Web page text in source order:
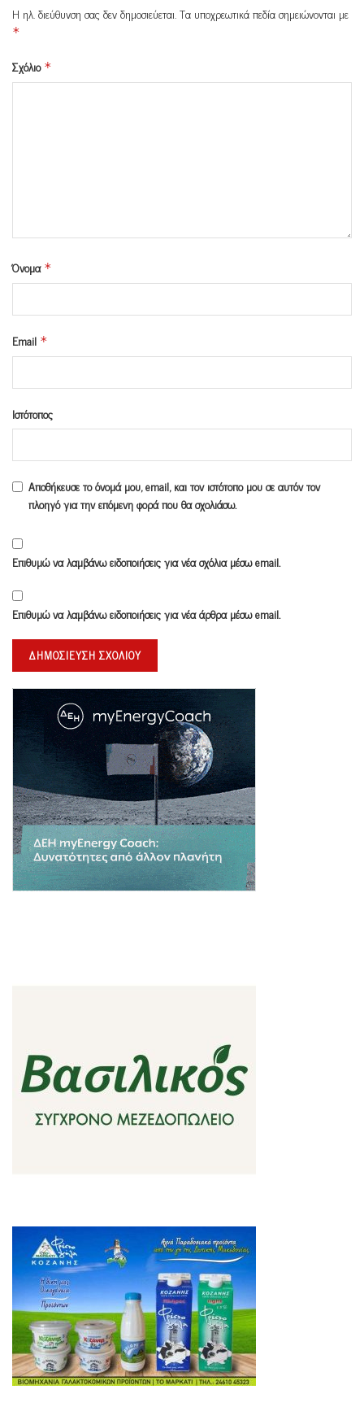
Η ηλ. διεύθυνση σας δεν δημοσιεύεται.Τα υποχρεωτικά πεδία σημειώνονται με
*
Σχόλιο *
Όνομα *
Email *
Ιστότοπος
Αποθήκευσε το όνομά μου, email, και τον ιστότοπο μου σε αυτόν τον
πλοηγό για την επόμενη φορά που θα σχολιάσω.
Επιθυμώ να λαμβάνω ειδοποιήσεις για νέα σχόλια μέσω email.
Επιθυμώ να λαμβάνω ειδοποιήσεις για νέα άρθρα μέσω email.